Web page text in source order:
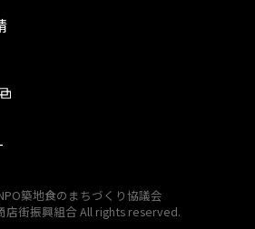
築地食のまちづくり協議会
店街振興組合 All rights reserved.